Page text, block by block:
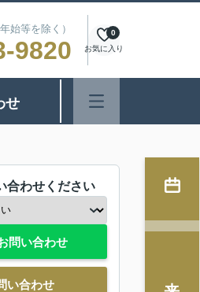
始等を除く）
9820 お気に入り
0
せ
合わせください
問い合わせ
い合わせ